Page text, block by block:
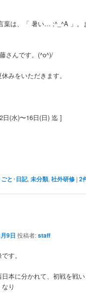
葉は、「 暑い… ;^_^A 」。
さんです。(^o^)/
みをいただきます。
(水)〜16日(日) 迄 ]
と･日記,未分類,社外研修 |2
9日 投稿者:staff
す。
本に分かれて、初戦を戦
り